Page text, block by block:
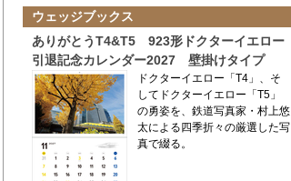
ウェッジブックス
ありがとうT4&T5 923形ドクターイエロー
引退記念カレンダー2027 壁掛けタイプ
ドクターイエロー「T4」、そ
してドクターイエロー「T5」
の勇姿を、鉄道写真家・村上悠
太による四季折々の厳選した写
真で綴る。